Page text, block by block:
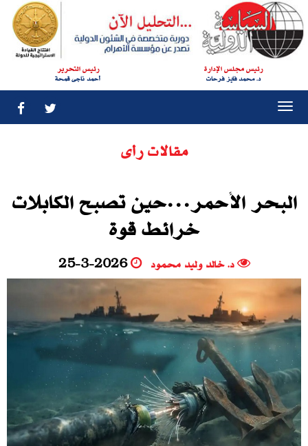
رئيس مجلس الإدارة
د. محمد فايز فرحات
رئيس التحرير
أحمد ناجى قمحة
مقالات رأى
البحر الأحمر…حين تصبح الكابلات
خرائط قوة
د. خالد وليد محمود 25-3-2026